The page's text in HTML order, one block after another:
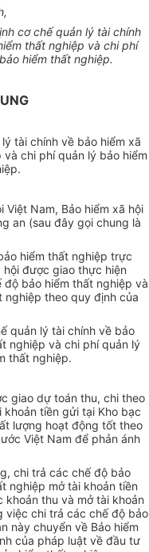
cơ chế quản lý tài chính
thất nghiệp và chi phí
hiểm thất nghiệp.
tài chính về bảo hiểm xã
chi phí quản lý bảo hiểm
Nam, Bảo hiểm xã hội
an (sau đây gọi chung là
hiểm thất nghiệp trực
được giao thực hiện
độ bảo hiểm thất nghiệp và
nghiệp theo quy định của
quản lý tài chính về bảo
nghiệp và chi phí quản lý
thất nghiệp.
giao dự toán thu, chi theo
tiền gửi tại Kho bạc
lượng hoạt động tốt theo
Việt Nam để phản ánh
chi trả các chế độ bảo
nghiệp mở tài khoản tiền
thu và mở tài khoản
việc chi trả các chế độ bảo
này chuyển về Bảo hiểm
của pháp luật về đầu tư